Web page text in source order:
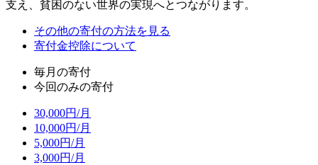
支え、貧困のない世界の実現へとつながります。
その他の寄付の方法を見る
寄付金控除について
毎月の寄付
今回のみの寄付
30,000円/月
10,000円/月
5,000円/月
3,000円/月